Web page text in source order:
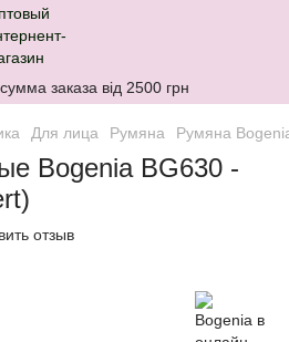
заказа від 2500 грн
Для лица Румяна Румяна
Bogenia BG630 -
отзыв